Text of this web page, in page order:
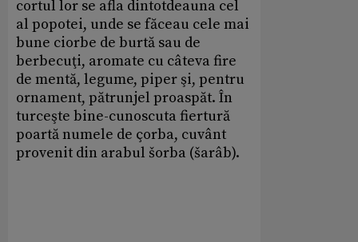
cortul lor se afla dintotdeauna cel
al popotei, unde se făceau cele mai
bune ciorbe de burtă sau de
berbecuţi, aromate cu câteva fire
de mentă, legume, piper şi, pentru
ornament, pătrunjel proaspăt. În
turceşte bine-cunoscuta fiertură
poartă numele de çorba, cuvânt
provenit din arabul šorba (šarâb).